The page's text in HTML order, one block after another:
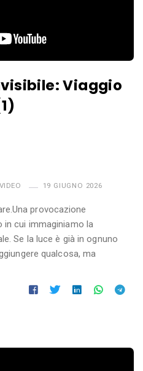
Viaggio
VIDEO 19 GIUGNO 2026
provocazione
in cui immaginiamo la
Se la luce è già in ognuno
qualcosa, ma